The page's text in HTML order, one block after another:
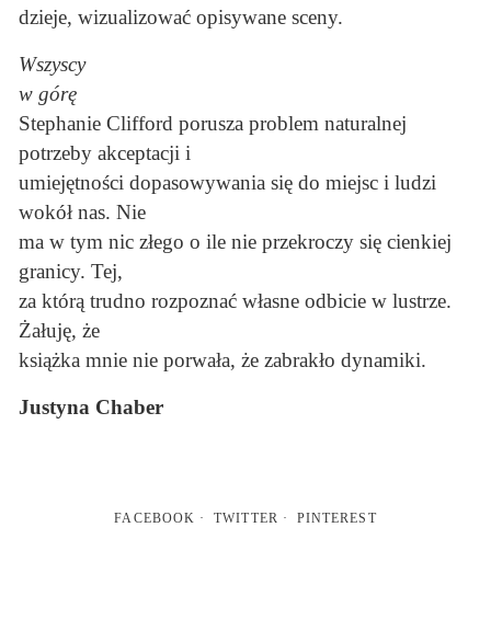
dzieje, wizualizować opisywane sceny.
Wszyscy
w górę
Stephanie Clifford porusza problem naturalnej
potrzeby akceptacji i
umiejętności dopasowywania się do miejsc i ludzi
wokół nas. Nie
ma w tym nic złego o ile nie przekroczy się cienkiej
granicy. Tej,
za którą trudno rozpoznać własne odbicie w lustrze.
Żałuję, że
książka mnie nie porwała, że zabrakło dynamiki.
Justyna Chaber
FACEBOOK TWITTER PINTEREST